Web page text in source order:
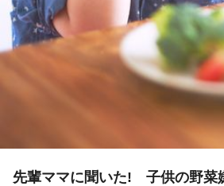
l
a
y
V
i
先輩ママに聞いた! 子供の野菜